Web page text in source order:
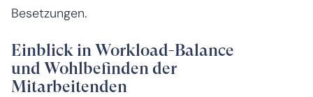
Besetzungen.
Einblick in Workload-Balance
und Wohlbefinden der
Mitarbeitenden